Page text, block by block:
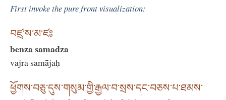
First invoke the pure front visualization:
བཛྲ་ས་མ་ཛཿ
benza samadza
vajra samājaḥ
ཕྱོགས་བཅུ་དུས་གསུམ་གྱི་རྒྱལ་བ་སྲས་དང་བཅས་པ་ཐམས་